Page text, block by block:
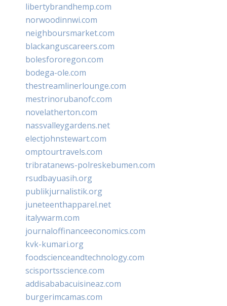
libertybrandhemp.com
norwoodinnwi.com
neighboursmarket.com
blackanguscareers.com
bolesfororegon.com
bodega-ole.com
thestreamlinerlounge.com
mestrinorubanofc.com
novelatherton.com
nassvalleygardens.net
electjohnstewart.com
omptourtravels.com
tribratanews-polreskebumen.com
rsudbayuasih.org
publikjurnalistik.org
juneteenthapparel.net
italywarm.com
journaloffinanceeconomics.com
kvk-kumari.org
foodscienceandtechnology.com
scisportsscience.com
addisababacuisineaz.com
burgerimcamas.com